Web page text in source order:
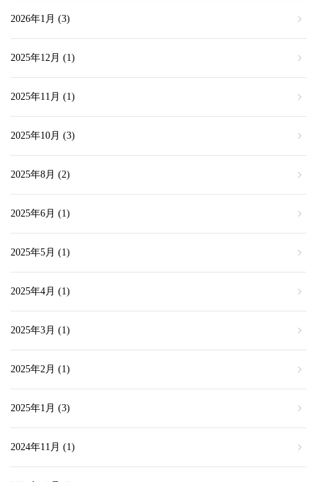
2026年1月 (3)
2025年12月 (1)
2025年11月 (1)
2025年10月 (3)
2025年8月 (2)
2025年6月 (1)
2025年5月 (1)
2025年4月 (1)
2025年3月 (1)
2025年2月 (1)
2025年1月 (3)
2024年11月 (1)